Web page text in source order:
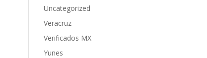
Uncategorized
Veracruz
Verificados MX
Yunes